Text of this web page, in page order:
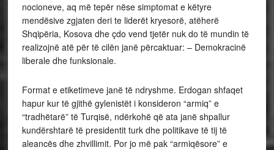
nocioneve, aq më tepër nëse simptomat e këtyre
mendësive zgjaten deri te liderët kryesorë, atëherë
Shqipëria, Kosova dhe çdo vend tjetër nuk do të mundin të
realizojnë atë për të cilën janë përcaktuar: – Demokracinë
liberale dhe funksionale.
Format e etiketimeve janë të ndryshme. Erdogan shfaqet
hapur kur të gjithë gylenistët i konsideron “armiq” e
“tradhëtarë” të Turqisë, ndërkohë që ata janë shpallur
kundërshtarë të presidentit turk dhe politikave të tij të
aleancës dhe zhvillimit. Por jo më pak “armiqësore” e